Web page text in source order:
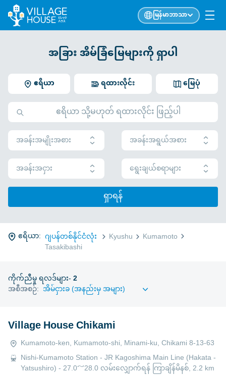
မြန်မာဘာသာ
အခြား အိမ်ခြံမြေများကို ရှာပါ
ဧရိယာ မြေပုံ
ရထားလိုင်း
အခန်းအမျိုးအစား
အခန်းအရွယ်အစား
အခန်းအငှား
ရွေးချယ်စရာများ
ရှာရန်
ဧရိယာ: ဂျပန်တစ်နိုင်ငံလုံး Kyushu Kumamoto
Tasakibashi
ကိုက်ညီမှု ရလဒ်များ-2
အစီအစဉ်:
Village House Chikami
Kumamoto-ken, Kumamoto-shi, Minami-ku, Chikami 8-13-63
Nishi-Kumamoto Station - JR Kagoshima Main Line (Hakata -
Yatsushiro) - 27.0～28.0 လမ်းလျှောက်ရန် ကြာချိန်မိနစ်, 2.2 km